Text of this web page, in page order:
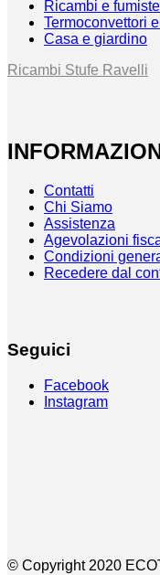
Ricambi e
Termoconvettori
Casa e giardino
Ricambi Stufe Ravelli
Contatti
Chi Siamo
Assistenza
Agevolazioni
Condizioni
Recedere dal
Seguici
Facebook
Instagram
© Copyright 2020